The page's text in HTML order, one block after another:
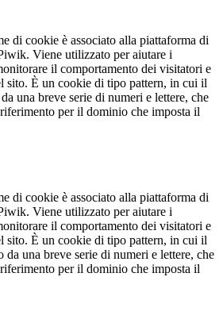
di cookie è associato alla piattaforma di
Viene utilizzato per aiutare i
il comportamento dei visitatori e
sito. È un cookie di tipo pattern, in cui il
una breve serie di numeri e lettere, che
per il dominio che imposta il
di cookie è associato alla piattaforma di
Viene utilizzato per aiutare i
il comportamento dei visitatori e
sito. È un cookie di tipo pattern, in cui il
da una breve serie di numeri e lettere, che
per il dominio che imposta il